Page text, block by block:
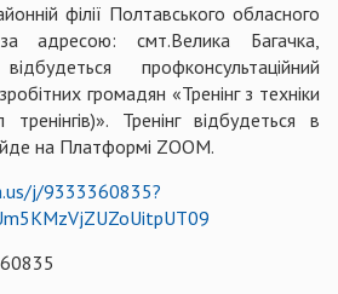
філії Полтавського обласного
адресою: смт.Велика Багачка,
профконсультаційний
громадян «Тренінг з техніки
Тренінг відбудеться в
на Платформі ZOOM.
j/9333360835?